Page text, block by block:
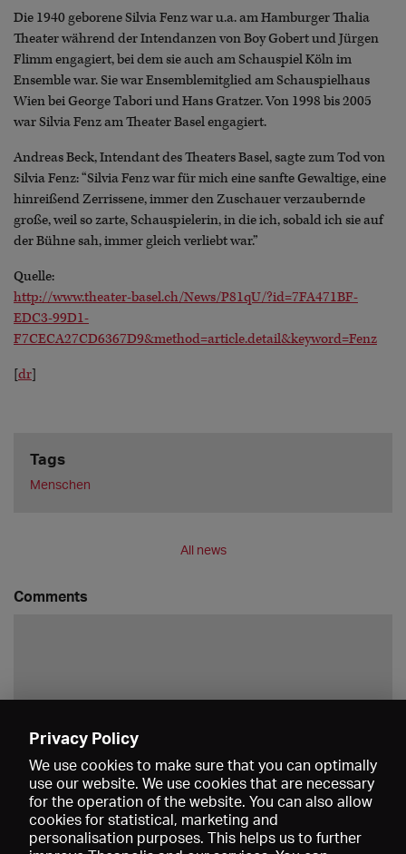
Die 1940 geborene Silvia Fenz war u.a. am Hamburger Thalia
Theater während der Intendanzen von Boy Gobert und Jürgen
Flimm engagiert, bei dem sie auch am Schauspiel Köln im
Ensemble war. Sie war Ensemblemitglied am Schauspielhaus
Wien bei George Tabori und Hans Gratzer. Von 1998 bis 2005
war Silvia Fenz am Theater Basel engagiert.
Andreas Beck, Intendant des Theaters Basel, sagte zum Tod von
Silvia Fenz: “Silvia Fenz war für mich eine sanfte Gewaltige, eine
hinreißend Zerrissene, immer den Zuschauer verzaubernde
große, weil so zarte, Schauspielerin, in die ich, sobald ich sie auf
der Bühne sah, immer gleich verliebt war.”
Quelle:
http://www.theater-basel.ch/News/P81qU/?id=7FA471BF-
EDC3-99D1-
F7CECA27CD6367D9&method=article.detail&keyword=Fenz
[dr]
Tags
Menschen
All news
Comments
Privacy Policy
We use cookies to make sure that you can optimally
use our website. We use cookies that are necessary
for the operation of the website. You can also allow
cookies for statistical, marketing and
personalisation purposes. This helps us to further